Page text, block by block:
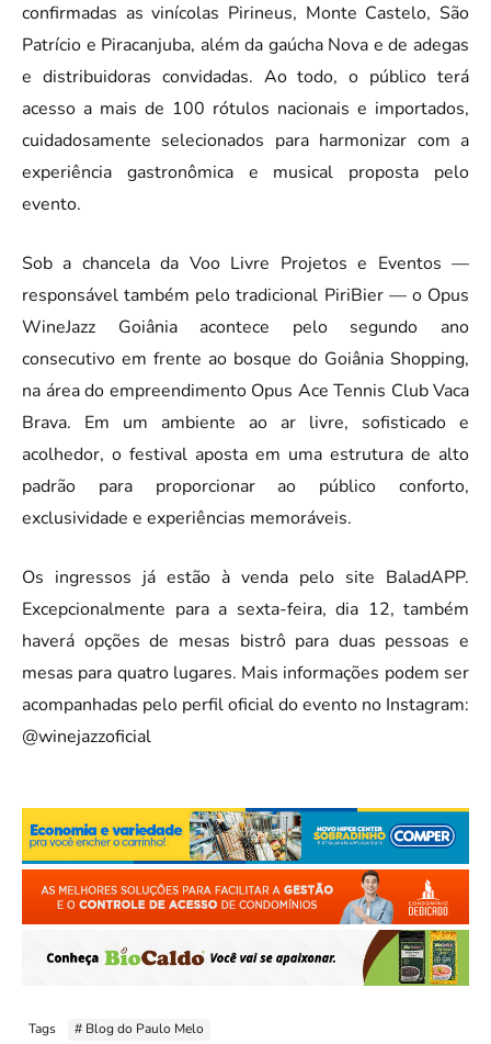
confirmadas as vinícolas Pirineus, Monte Castelo, São
Patrício e Piracanjuba, além da gaúcha Nova e de adegas
e distribuidoras convidadas. Ao todo, o público terá
acesso a mais de 100 rótulos nacionais e importados,
cuidadosamente selecionados para harmonizar com a
experiência gastronômica e musical proposta pelo
evento.
Sob a chancela da Voo Livre Projetos e Eventos —
responsável também pelo tradicional PiriBier — o Opus
WineJazz Goiânia acontece pelo segundo ano
consecutivo em frente ao bosque do Goiânia Shopping,
na área do empreendimento Opus Ace Tennis Club Vaca
Brava. Em um ambiente ao ar livre, sofisticado e
acolhedor, o festival aposta em uma estrutura de alto
padrão para proporcionar ao público conforto,
exclusividade e experiências memoráveis.
Os ingressos já estão à venda pelo site BaladAPP.
Excepcionalmente para a sexta-feira, dia 12, também
haverá opções de mesas bistrô para duas pessoas e
mesas para quatro lugares. Mais informações podem ser
acompanhadas pelo perfil oficial do evento no Instagram:
@winejazzoficial
Tags # Blog do Paulo Melo